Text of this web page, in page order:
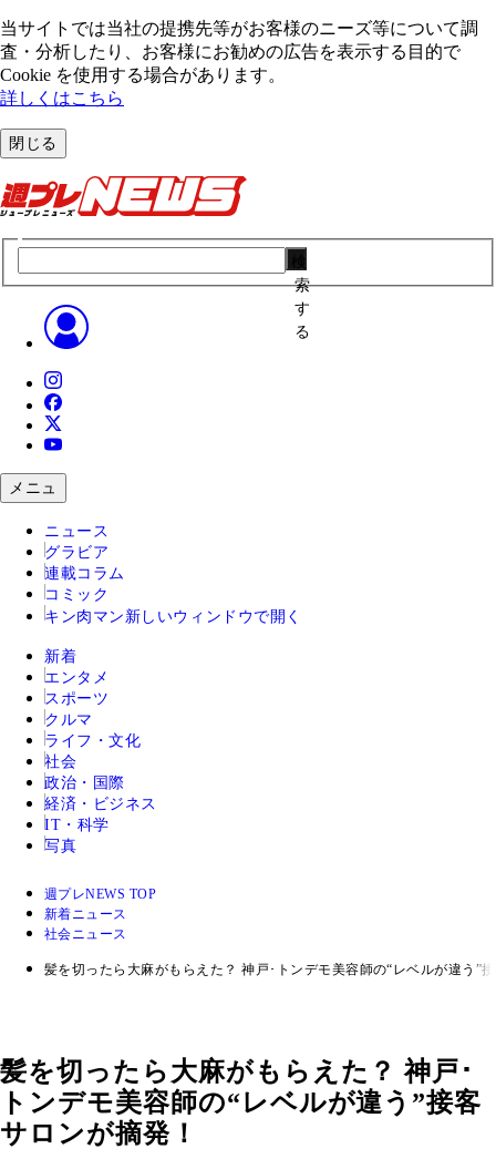
当サイトでは当社の提携先等がお客様のニーズ等について調
査・分析したり、お客様にお勧めの広告を表⽰する⽬的で
Cookie を使⽤する場合があります。
詳しくはこちら
閉じる
索
す
る
メニュ
ニュース
グラビア
連載コラム
コミック
キン肉マン 新しいウィンドウで開く
新着
エンタメ
スポーツ
クルマ
ライフ・文化
社会
政治・国際
経済・ビジネス
IT・科学
写真
週プレNEWS TOP
新着ニュース
社会ニュース
髪を切ったら大麻がもらえた？ 神戸･トンデモ美容師の“レベルが違う”
髪を切ったら大麻がもらえた？ 神戸･
トンデモ美容師の“レベルが違う”接客
サロンが摘発！